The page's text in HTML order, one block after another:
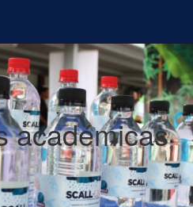
académicas